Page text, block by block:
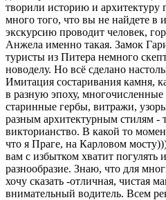
творили историю и архитектуру
много того, что вы не найдете в
экскурсию проводит человек,
Анжела именно такая. Замок
туристы из Питера немного
новоделу. Но всё сделано
Имитация состаривания камня,
в разную эпоху,
старинные гербы, витражи,
разным архитектурным стилям -
викторианство. В какой то
что я Праге, на Карловом
вам с избытком хватит погулять и
разнообразие. Знаю, что для
хочу сказать -отличная, чистая
внимательный водитель. Всем